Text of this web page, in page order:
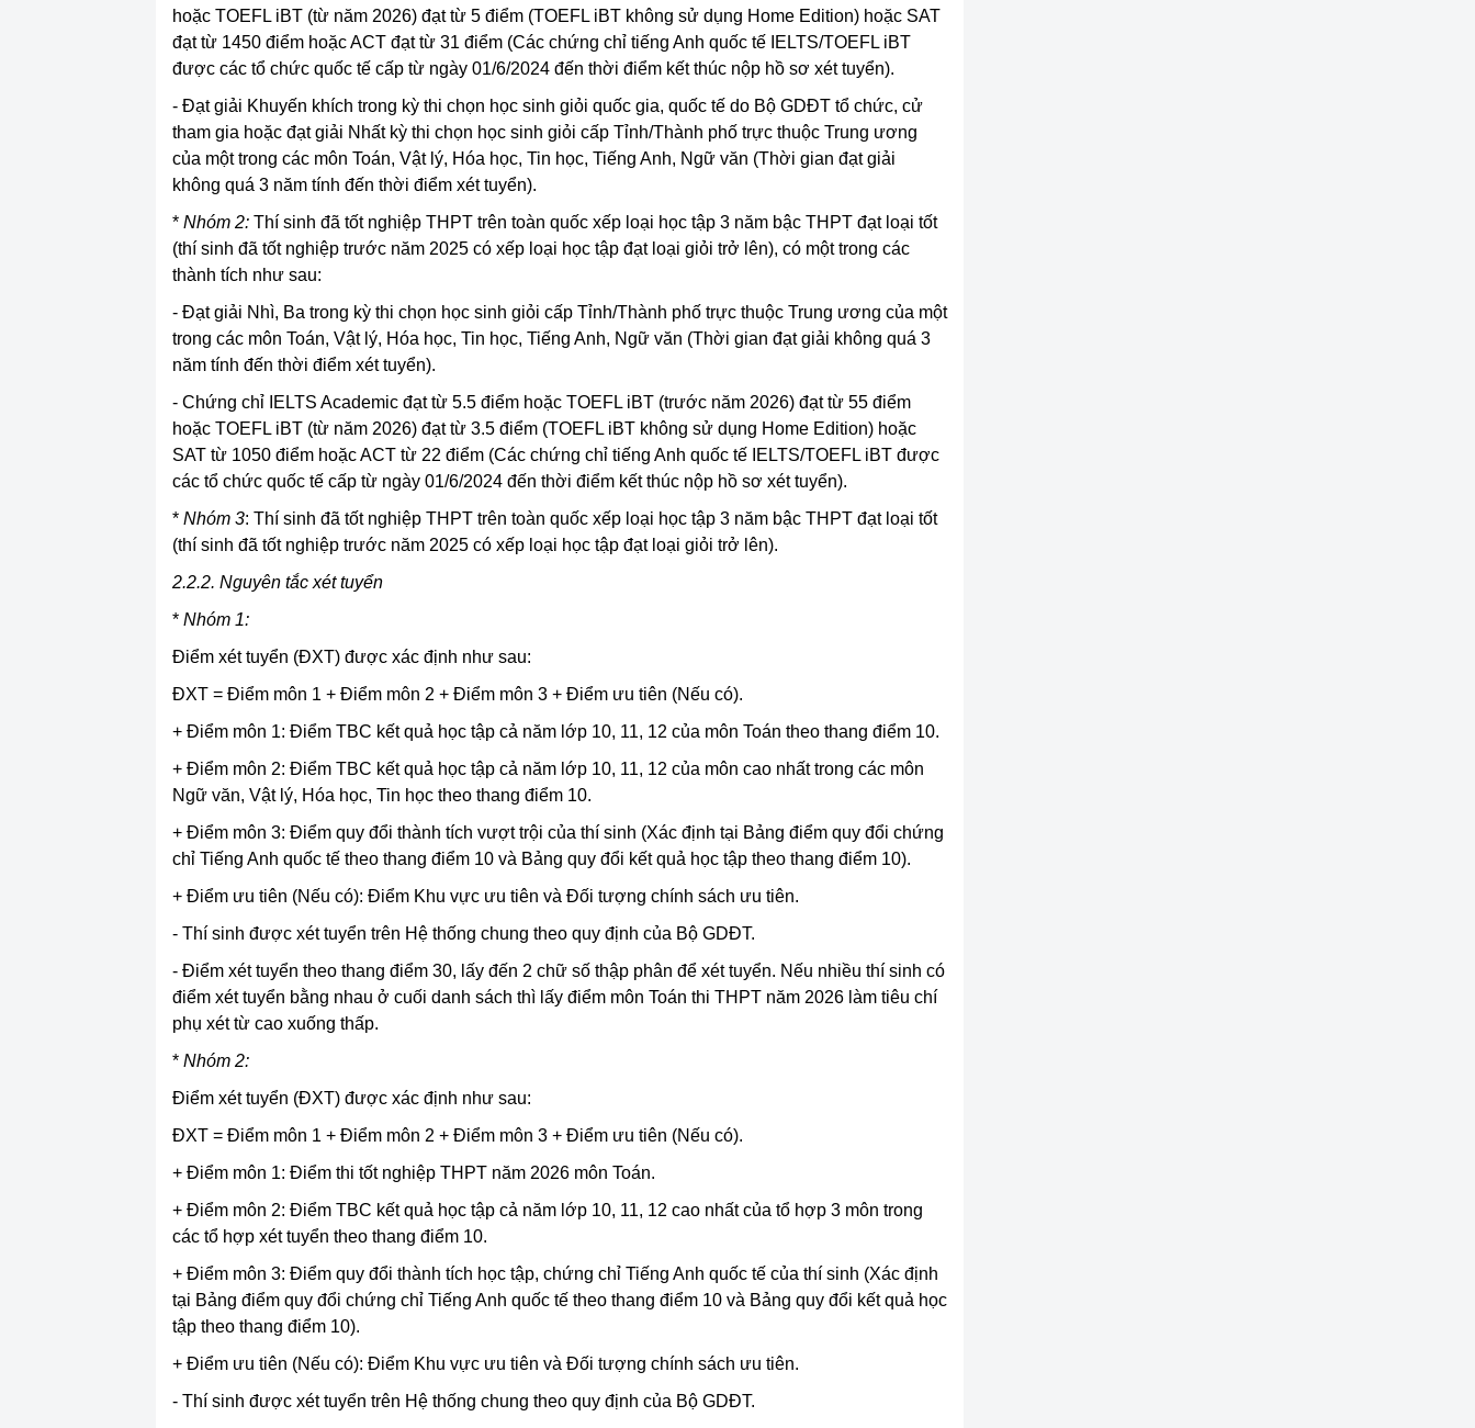
hoặc TOEFL iBT (từ năm 2026) đạt từ 5 điểm (TOEFL iBT không sử dụng Home Edition) hoặc SAT
đạt từ 1450 điểm hoặc ACT đạt từ 31 điểm (Các chứng chỉ tiếng Anh quốc tế IELTS/TOEFL iBT
được các tổ chức quốc tế cấp từ ngày 01/6/2024 đến thời điểm kết thúc nộp hồ sơ xét tuyển).
- Đạt giải Khuyến khích trong kỳ thi chọn học sinh giỏi quốc gia, quốc tế do Bộ GDĐT tổ chức, cử
tham gia hoặc đạt giải Nhất kỳ thi chọn học sinh giỏi cấp Tỉnh/Thành phố trực thuộc Trung ương
của một trong các môn Toán, Vật lý, Hóa học, Tin học, Tiếng Anh, Ngữ văn (Thời gian đạt giải
không quá 3 năm tính đến thời điểm xét tuyển).
* Nhóm 2: Thí sinh đã tốt nghiệp THPT trên toàn quốc xếp loại học tập 3 năm bậc THPT đạt loại tốt
(thí sinh đã tốt nghiệp trước năm 2025 có xếp loại học tập đạt loại giỏi trở lên), có một trong các
thành tích như sau:
- Đạt giải Nhì, Ba trong kỳ thi chọn học sinh giỏi cấp Tỉnh/Thành phố trực thuộc Trung ương của một
trong các môn Toán, Vật lý, Hóa học, Tin học, Tiếng Anh, Ngữ văn (Thời gian đạt giải không quá 3
năm tính đến thời điểm xét tuyển).
- Chứng chỉ IELTS Academic đạt từ 5.5 điểm hoặc TOEFL iBT (trước năm 2026) đạt từ 55 điểm
hoặc TOEFL iBT (từ năm 2026) đạt từ 3.5 điểm (TOEFL iBT không sử dụng Home Edition) hoặc
SAT từ 1050 điểm hoặc ACT từ 22 điểm (Các chứng chỉ tiếng Anh quốc tế IELTS/TOEFL iBT được
các tổ chức quốc tế cấp từ ngày 01/6/2024 đến thời điểm kết thúc nộp hồ sơ xét tuyển).
* Nhóm 3: Thí sinh đã tốt nghiệp THPT trên toàn quốc xếp loại học tập 3 năm bậc THPT đạt loại tốt
(thí sinh đã tốt nghiệp trước năm 2025 có xếp loại học tập đạt loại giỏi trở lên).
2.2.2. Nguyên tắc xét tuyển
* Nhóm 1:
Điểm xét tuyển (ĐXT) được xác định như sau:
ĐXT = Điểm môn 1 + Điểm môn 2 + Điểm môn 3 + Điểm ưu tiên (Nếu có).
+ Điểm môn 1: Điểm TBC kết quả học tập cả năm lớp 10, 11, 12 của môn Toán theo thang điểm 10.
+ Điểm môn 2: Điểm TBC kết quả học tập cả năm lớp 10, 11, 12 của môn cao nhất trong các môn
Ngữ văn, Vật lý, Hóa học, Tin học theo thang điểm 10.
+ Điểm môn 3: Điểm quy đổi thành tích vượt trội của thí sinh (Xác định tại Bảng điểm quy đổi chứng
chỉ Tiếng Anh quốc tế theo thang điểm 10 và Bảng quy đổi kết quả học tập theo thang điểm 10).
+ Điểm ưu tiên (Nếu có): Điểm Khu vực ưu tiên và Đối tượng chính sách ưu tiên.
- Thí sinh được xét tuyển trên Hệ thống chung theo quy định của Bộ GDĐT.
- Điểm xét tuyển theo thang điểm 30, lấy đến 2 chữ số thập phân để xét tuyển. Nếu nhiều thí sinh có
điểm xét tuyển bằng nhau ở cuối danh sách thì lấy điểm môn Toán thi THPT năm 2026 làm tiêu chí
phụ xét từ cao xuống thấp.
* Nhóm 2:
Điểm xét tuyển (ĐXT) được xác định như sau:
ĐXT = Điểm môn 1 + Điểm môn 2 + Điểm môn 3 + Điểm ưu tiên (Nếu có).
+ Điểm môn 1: Điểm thi tốt nghiệp THPT năm 2026 môn Toán.
+ Điểm môn 2: Điểm TBC kết quả học tập cả năm lớp 10, 11, 12 cao nhất của tổ hợp 3 môn trong
các tổ hợp xét tuyển theo thang điểm 10.
+ Điểm môn 3: Điểm quy đổi thành tích học tập, chứng chỉ Tiếng Anh quốc tế của thí sinh (Xác định
tại Bảng điểm quy đổi chứng chỉ Tiếng Anh quốc tế theo thang điểm 10 và Bảng quy đổi kết quả học
tập theo thang điểm 10).
+ Điểm ưu tiên (Nếu có): Điểm Khu vực ưu tiên và Đối tượng chính sách ưu tiên.
- Thí sinh được xét tuyển trên Hệ thống chung theo quy định của Bộ GDĐT.